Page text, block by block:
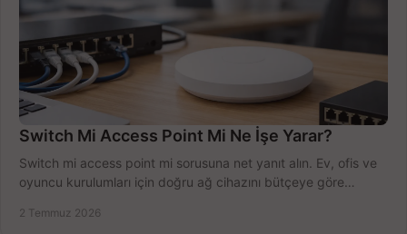
Switch Mi Access Point Mi Ne İşe Yarar?
Switch mi access point mi sorusuna net yanıt alın. Ev, ofis ve
oyuncu kurulumları için doğru ağ cihazını bütçeye göre
2 Temmuz 2026